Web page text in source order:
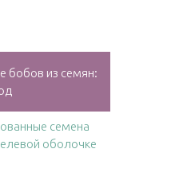
бобов из семян: